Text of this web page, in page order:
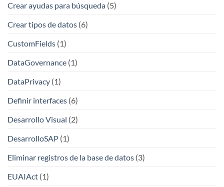
Crear ayudas para búsqueda (5)
Crear tipos de datos (6)
CustomFields (1)
DataGovernance (1)
DataPrivacy (1)
Definir interfaces (6)
Desarrollo Visual (2)
DesarrolloSAP (1)
Eliminar registros de la base de datos (3)
EUAIAct (1)